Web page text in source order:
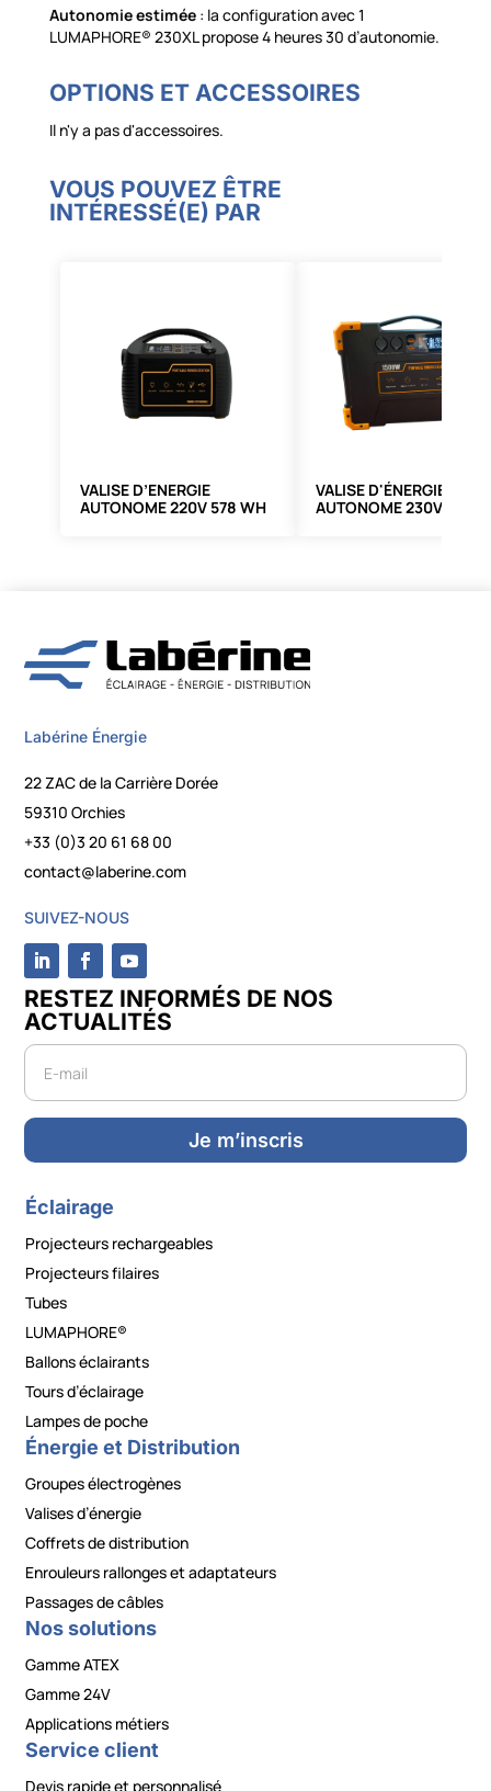
Autonomie estimée: la configuration avec 1
LUMAPHORE® 230XL propose 4 heures 30 d’autonomie.
OPTIONS ET ACCESSOIRES
Il n'y a pas d'accessoires.
VOUS POUVEZ ÊTRE
INTÉRESSÉ(E) PAR
VALISE D’ENERGIE
AUTONOME 220V 578 WH
VALISE D'ÉNERGIE
AUTONOME 230V
Labérine Énergie
22 ZAC de la Carrière Dorée
59310 Orchies
+33 (0)3 20 61 68 00
contact@laberine.com
SUIVEZ-NOUS
RESTEZ INFORMÉS DE NOS
ACTUALITÉS
Newsletter
Je m’inscris
Éclairage
Projecteurs rechargeables
Projecteurs filaires
Tubes
LUMAPHORE®
Ballons éclairants
Tours d’éclairage
Lampes de poche
Énergie et Distribution
Groupes électrogènes
Valises d’énergie
Coffrets de distribution
Enrouleurs rallonges et adaptateurs
Passages de câbles
Nos solutions
Gamme ATEX
Gamme 24V
Applications métiers
Service client
Devis rapide et personnalisé